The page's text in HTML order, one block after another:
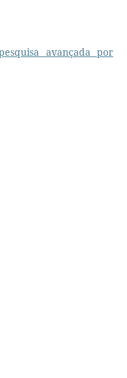
avançada por